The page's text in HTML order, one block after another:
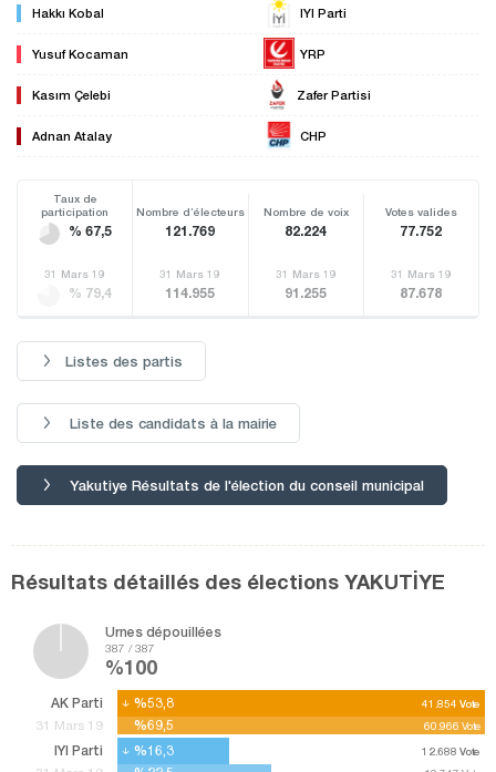
Hakkı Kobal IYI Parti
Yusuf Kocaman YRP
Kasım Çelebi Zafer Partisi
Adnan Atalay CHP
Taux de
participation
% 67,5
Nombre d’électeurs
121.769
Nombre de voix
82.224
Votes valides
77.752
31 Mars 19
% 79,4
31 Mars 19
114.955
31 Mars 19
91.255
31 Mars 19
87.678
Listes des partis
Liste des candidats à la mairie
Yakutiye Résultats de l'élection du conseil municipal
Résultats détaillés des élections YAKUTİYE
Urnes dépouillées
387 / 387
%100
AK Parti
IYI Parti
%53,8 41.854 Vote
%16,3 12.688 Vote
%53,8 41.854 Vote
%16,3 12.688 Vote
31 Mars 19 %69,5 60.966 Vote
%69,5 60.966 Vote